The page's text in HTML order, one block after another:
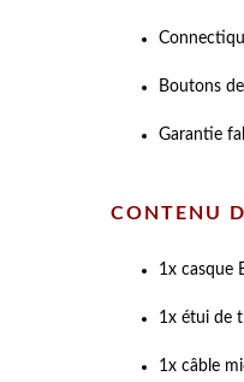
Boutons
Garantie
CONTENU
1x casque
1x étui de
1x câble